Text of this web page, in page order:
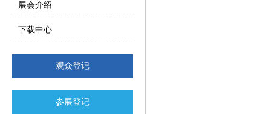
展会介绍
下载中心
观众登记
参展登记